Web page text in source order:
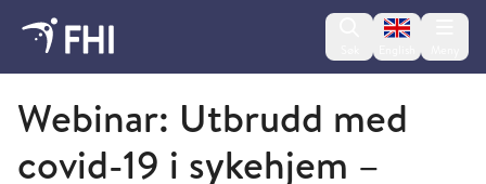
Change
Koronaviruset - arkiverte meldinger
Webinar: Utbrudd med
covid-19 i sykehjem –